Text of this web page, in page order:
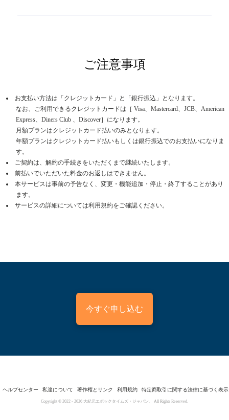
ご注意事項
お支払い方法は「クレジットカード」と「銀行振込」となります。
なお、ご利用できるクレジットカードは［ Visa、Mastercard、JCB、American
Express、Diners Club 、Discover］になります。
月額プランはクレジットカード払いのみとなります。
年額プランはクレジットカード払いもしくは銀行振込でのお支払いになりま
す。
ご契約は、解約の手続きをいただくまで継続いたします。
前払いでいただいた料金のお返しはできません。
本サービスは事前の予告なく、変更・機能追加・停止・終了することがあり
ます。
サービスの詳細については利用規約をご確認ください。
今すぐ申し込む
ヘルプセンター 私達について 著作権とリンク 利用規約 特定商取引に関する法律に基づく表示
Copyright © 2022 - 2026 大紀元エポックタイムズ・ジャパン. All Rights Reserved.